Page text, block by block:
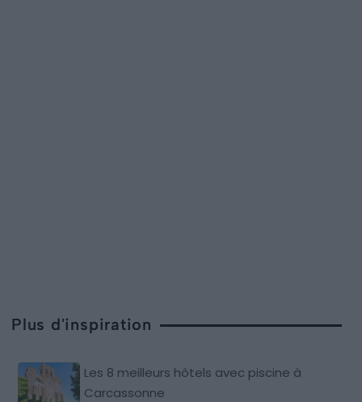
Plus d'inspiration
Les 8 meilleurs hôtels avec piscine à
Carcassonne